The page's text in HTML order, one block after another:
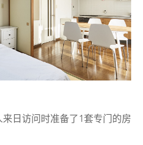
日访问时准备了1套专门的房